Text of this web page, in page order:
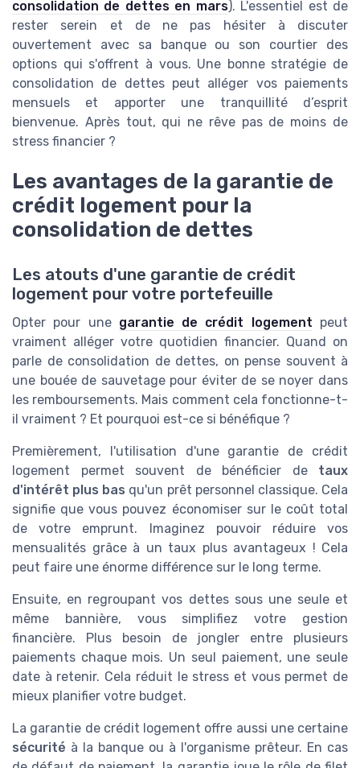
consolidation de dettes en mars). L'essentiel est de
rester serein et de ne pas hésiter à discuter
ouvertement avec sa banque ou son courtier des
options qui s'offrent à vous. Une bonne stratégie de
consolidation de dettes peut alléger vos paiements
mensuels et apporter une tranquillité d’esprit
bienvenue. Après tout, qui ne rêve pas de moins de
stress financier ?
Les avantages de la garantie de
crédit logement pour la
consolidation de dettes
Les atouts d'une garantie de crédit
logement pour votre portefeuille
Opter pour une garantie de crédit logement peut
vraiment alléger votre quotidien financier. Quand on
parle de consolidation de dettes, on pense souvent à
une bouée de sauvetage pour éviter de se noyer dans
les remboursements. Mais comment cela fonctionne-t-
il vraiment ? Et pourquoi est-ce si bénéfique ?
Premièrement, l'utilisation d'une garantie de crédit
logement permet souvent de bénéficier de taux
d'intérêt plus bas qu'un prêt personnel classique. Cela
signifie que vous pouvez économiser sur le coût total
de votre emprunt. Imaginez pouvoir réduire vos
mensualités grâce à un taux plus avantageux ! Cela
peut faire une énorme différence sur le long terme.
Ensuite, en regroupant vos dettes sous une seule et
même bannière, vous simplifiez votre gestion
financière. Plus besoin de jongler entre plusieurs
paiements chaque mois. Un seul paiement, une seule
date à retenir. Cela réduit le stress et vous permet de
mieux planifier votre budget.
La garantie de crédit logement offre aussi une certaine
sécurité à la banque ou à l'organisme prêteur. En cas